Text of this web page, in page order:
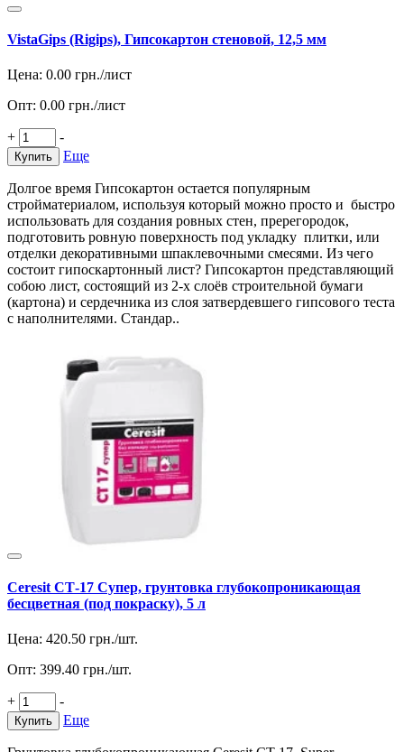
VistaGips (Rigips), Гипсокартон стеновой, 12,5 мм
Цена: 0.00 грн./лист
Опт: 0.00 грн./лист
+ -
Купить Еще
Долгое время Гипсокартон остается популярным
стройматериалом, используя который можно просто и быстро
использовать для создания ровных стен, пререгородок,
подготовить ровную поверхность под укладку плитки, или
отделки декоративными шпаклевочными смесями. Из чего
состоит гипоскартонный лист? Гипсокартон представляющий
собою лист, состоящий из 2-х слоёв строительной бумаги
(картона) и сердечника из слоя затвердевшего гипсового теста
с наполнителями. Стандар..
Ceresit СТ-17 Супер, грунтовка глубокопроникающая
бесцветная (под покраску), 5 л
Цена: 420.50 грн./шт.
Опт: 399.40 грн./шт.
+ -
Купить Еще